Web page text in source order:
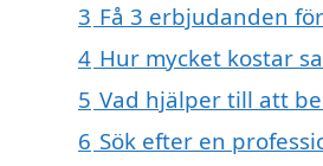
3 Få 3 erbjudanden
4 Hur mycket kostar
5 Vad hjälper till att
6 Sök efter en